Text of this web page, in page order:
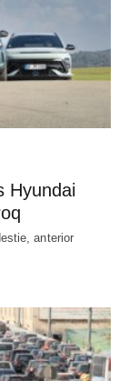
Hyundai
anterior